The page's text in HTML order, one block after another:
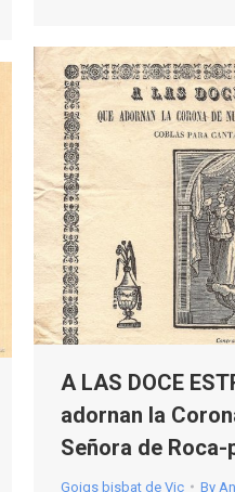
A LAS DOCE
adornan la
Señora de Roca-
Goigs bisbat de Vic By